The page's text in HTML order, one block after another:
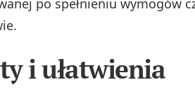
po spełnieniu wymogów
i ułatwienia